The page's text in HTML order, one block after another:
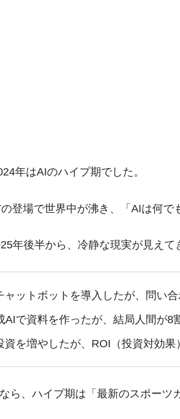
年はAIのハイプ期でした。
登場で世界中が沸き、「AIは何で
年後半から、冷静な現実が見えて
ャットボットを導入したが、問い
AIで資料を作ったが、結局人間が8
資を増やしたが、ROI（投資対効果
ら、ハイプ期は「最新のスポーツ